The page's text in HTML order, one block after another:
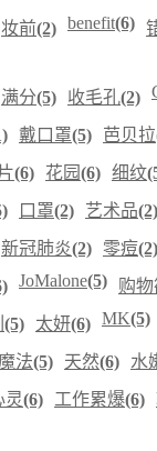
妆前(2) benefit(6)
满分(5) 收毛孔(2)
戴口罩(5) 芭贝拉
(6) 花园(6) 细纹
口罩(2) 艺术品(2)
新冠肺炎(2) 零痘(2)
JoMalone(5) 购
(5) 太妍(6) MK(5)
魔法(5) 天然(6) 水
灵(6) 工作累爆(6)